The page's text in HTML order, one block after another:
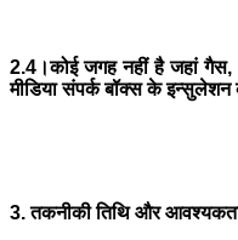
2.4।कोई जगह नहीं है जहां
मीडिया संपर्क बॉक्स के इन्सुलेशन
3. तकनीकी तिथि और